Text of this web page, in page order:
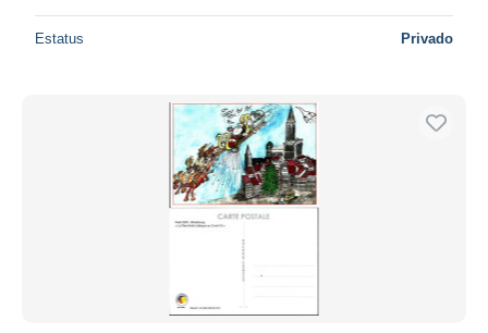
Estatus Privado